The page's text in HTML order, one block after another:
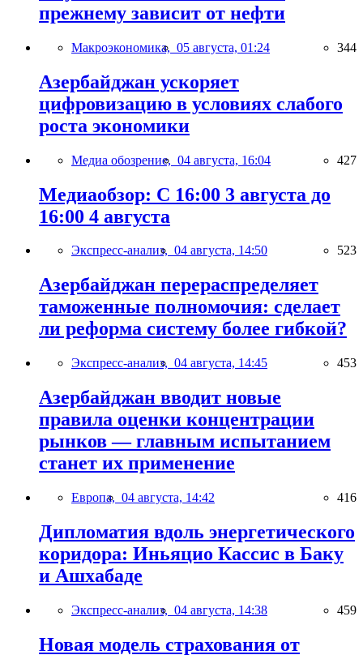
прежнему зависит от нефти
Макроэкономика, 05 августа, 01:24 344
Азербайджан ускоряет
цифровизацию в условиях слабого
роста экономики
Медиа обозрение, 04 августа, 16:04 427
Медиаобзор: С 16:00 3 августа до
16:00 4 августа
Экспресс-анализ, 04 августа, 14:50 523
Азербайджан перераспределяет
таможенные полномочия: сделает
ли реформа систему более гибкой?
Экспресс-анализ, 04 августа, 14:45 453
Азербайджан вводит новые
правила оценки концентрации
рынков — главным испытанием
станет их применение
Европа, 04 августа, 14:42 416
Дипломатия вдоль энергетического
коридора: Иньяцио Кассис в Баку
и Ашхабаде
Экспресс-анализ, 04 августа, 14:38 459
Новая модель страхования от